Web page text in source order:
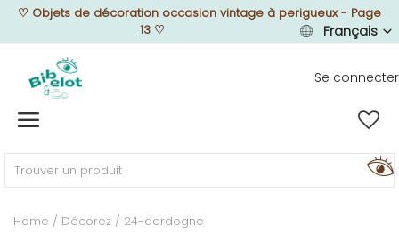
♡ Objets de décoration occasion vintage à perigueux - Page
13♡ Français
Se connecter
Home
MEUBLEZ
Home Décorez 24-dordogne